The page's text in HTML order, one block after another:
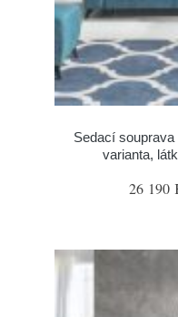
Sedací
varianta,
26 190